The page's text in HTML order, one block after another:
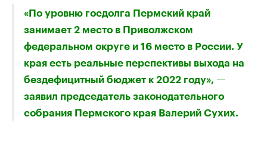
«По уровню госдолга Пермский край
занимает 2 место в Приволжском
федеральном округе и 16 место в России. У
края есть реальные перспективы выхода на
бездефицитный бюджет к 2022 году», —
заявил председатель законодательного
собрания Пермского края Валерий Сухих.